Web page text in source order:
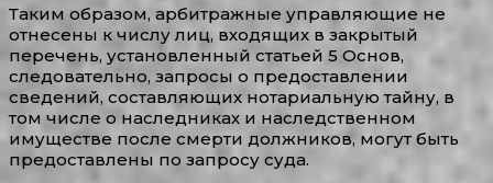
Таким образом, арбитражные управляющие не
отнесены к числу лиц, входящих в закрытый
перечень, установленный статьей 5 Основ,
следовательно, запросы о предоставлении
сведений, составляющих нотариальную тайну, в
том числе о наследниках и наследственном
имуществе после смерти должников, могут быть
предоставлены по запросу суда.